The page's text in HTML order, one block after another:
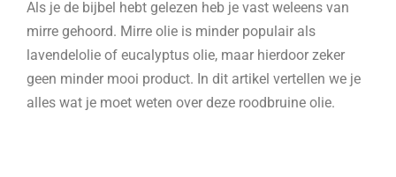
Als je de bijbel hebt gelezen heb je vast weleens van
mirre gehoord. Mirre olie is minder populair als
lavendelolie of eucalyptus olie, maar hierdoor zeker
geen minder mooi product. In dit artikel vertellen we je
alles wat je moet weten over deze roodbruine olie.